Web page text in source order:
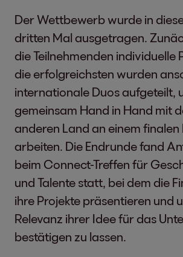
Der Wettbewerb wurde in
dritten Mal ausgetragen.
die Teilnehmenden individuelle
die erfolgreichsten wurden
internationale Duos aufgeteilt,
gemeinsam Hand in Hand mit
anderen Land an einem finalen
arbeiten. Die Endrunde fand
beim Connect-Treffen für
und Talente statt, bei dem die
ihre Projekte präsentieren und
Relevanz ihrer Idee für das
bestätigen zu lassen.